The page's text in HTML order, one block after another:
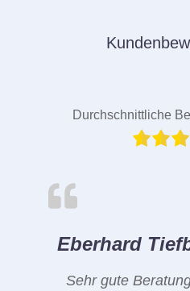
Durchschnittliche
Eberhard
Sehr gute